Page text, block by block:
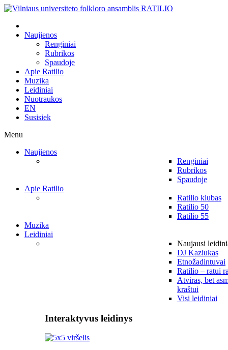
Naujienos
Renginiai
Rubrikos
Spaudoje
Apie Ratilio
Muzika
Leidiniai
Nuotraukos
EN
Susisiek
Menu
Naujienos
Renginiai
Rubrikos
Spaudoje
Apie Ratilio
Ratilio klubas
Ratilio 50
Ratilio 55
Muzika
Leidiniai
Naujausi
DJ Kaziukas
Etnožadintuvai
Ratilio – ratui
Atviras, bet
kraštui
Visi leidiniai
Interaktyvus leidinys